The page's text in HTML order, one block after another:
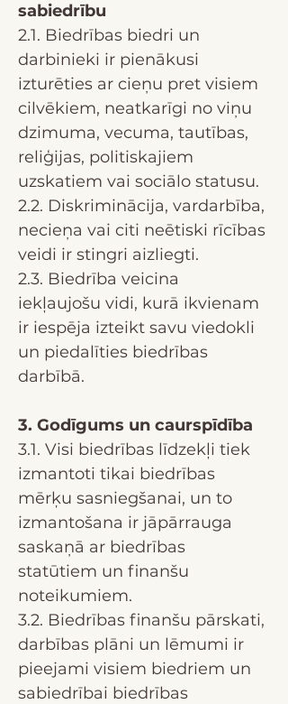
sabiedrību
2.1. Biedrības biedri un
darbinieki ir pienākusi
izturēties ar cieņu pret visiem
cilvēkiem, neatkarīgi no viņu
dzimuma, vecuma, tautības,
reliģijas, politiskajiem
uzskatiem vai sociālo statusu.
2.2. Diskriminācija, vardarbība,
necieņa vai citi neētiski rīcības
veidi ir stingri aizliegti.
2.3. Biedrība veicina
iekļaujošu vidi, kurā ikvienam
ir iespēja izteikt savu viedokli
un piedalīties biedrības
darbībā.
3. Godīgums un caurspīdība
3.1. Visi biedrības līdzekļi tiek
izmantoti tikai biedrības
mērķu sasniegšanai, un to
izmantošana ir jāpārrauga
saskaņā ar biedrības
statūtiem un finanšu
noteikumiem.
3.2. Biedrības finanšu pārskati,
darbības plāni un lēmumi ir
pieejami visiem biedriem un
sabiedrībai biedrības